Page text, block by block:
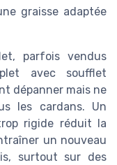
graisse adaptée
parfois vendus
avec soufflet
dépanner mais ne
les cardans. Un
rigide réduit la
un nouveau
surtout sur des